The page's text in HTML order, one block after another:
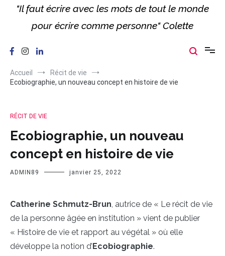
"Il faut écrire avec les mots de tout le monde
pour écrire comme personne" Colette
Accueil
Récit de vie
Ecobiographie, un nouveau concept en histoire de vie
RÉCIT DE VIE
Ecobiographie, un nouveau
concept en histoire de vie
ADMIN89 janvier 25, 2022
Catherine Schmutz-Brun, autrice de « Le récit de vie
de la personne âgée en institution » vient de publier
« Histoire de vie et rapport au végétal » où elle
développe la notion d’Ecobiographie.